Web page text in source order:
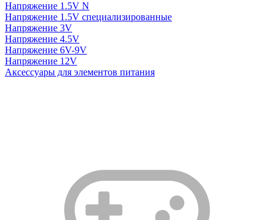
Напряжение 1.5V N
Напряжение 1.5V специализированные
Напряжение 3V
Напряжение 4.5V
Напряжение 6V-9V
Напряжение 12V
Аксессуары для элементов питания